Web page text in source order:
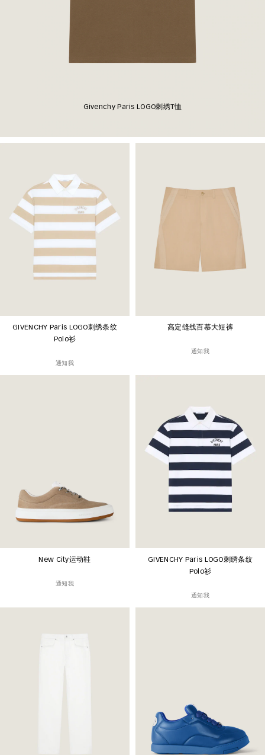
Givenchy Paris LOGO刺绣T恤
GIVENCHY Paris LOGO刺绣条纹
Polo衫
通知我
高定缝线百慕大短裤
通知我
New City运动鞋
通知我
GIVENCHY Paris LOGO刺绣条纹
Polo衫
通知我